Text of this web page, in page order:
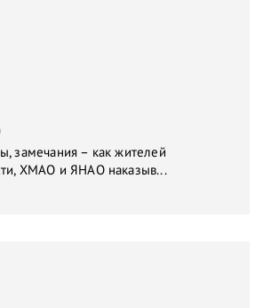
замечания – как жителей
ХМАО и ЯНАО наказыв...